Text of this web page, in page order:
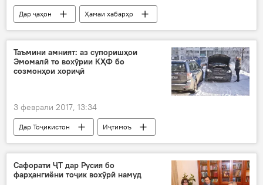
Дар ҷаҳон
Ҳамаи хабарҳо
Мутриба Ҳотамӣ
мақоми сеюм
Дар Тоҷикистон
АвруОсиё
Таъмини амният: аз супоришҳои
Эмомалӣ то вохӯрии КҲФ бо
созмонҳои хориҷӣ
3 феврали 2017, 13:34
Дар Тоҷикистон
Иҷтимоъ
Ҳамаи хабарҳо
Амният ва мудофиа
Эмомалӣ Раҳмон
Рустам Назарзода
супориш
яхбандии роҳҳо Хоруғ
Сафорати ҶТ дар Русия бо
фарҳангиёни тоҷик вохӯрӣ намуд